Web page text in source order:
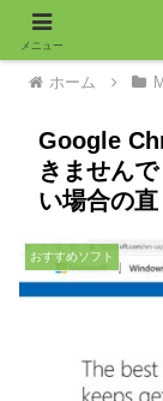
ホーム
Google
きません
い場合の
おすすめソフト
メニュー